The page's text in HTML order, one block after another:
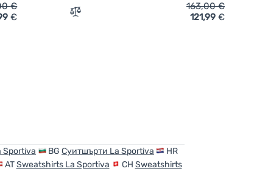
La Sportiva Kaos Hoody M' hinzufügen
€
€ Zum Vergleich 'Herren-Sweatshirt La
163,00€
121,99 €
Sportiva BG Суитшърти La Sportiva
HR
ATSweatshirts La Sportiva CH Sweatshirts